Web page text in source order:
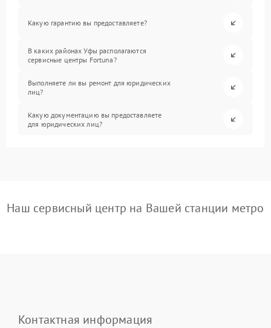
Какую гарантию вы предоставляете?
В каких районах Уфы располагаются
сервисные центры Fortuna?
Выполняете ли вы ремонт для юридических
лиц?
Какую документацию вы предоставляете
для юридических лиц?
Наш сервисный центр на Вашей станции метро
Контактная информация